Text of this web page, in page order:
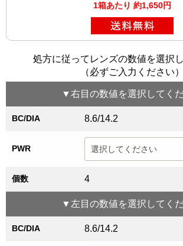
1箱あたり 約1,650円
処方に従ってレンズの数値を選択
（必ずご入力ください）
▼右目 の数値を選択してく
BC/DIA 8.6/14.2
PWR
個数 4
▼ 左目 の数値を選択してく
BC/DIA 8.6/14.2